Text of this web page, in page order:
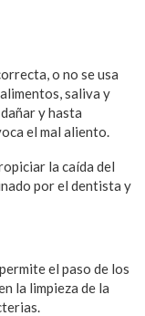
o no se usa
saliva y
y hasta
el mal aliento.
la caída del
por el dentista y
el paso de los
la limpieza de la